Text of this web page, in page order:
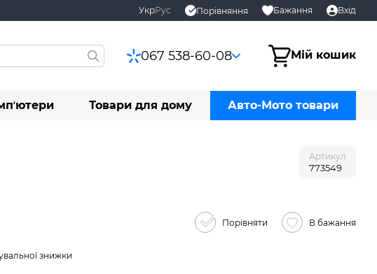
УкрРус Порівняння Бажання Вхід
067 538-60-08 Мій кошик
Товари для дому Авто-Мото товари
Артикул
773549
Порівняти В бажання
знижки